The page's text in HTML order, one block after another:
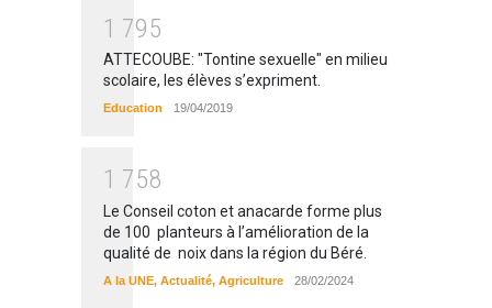
1 795
ATTECOUBE: "Tontine sexuelle" en milieu
scolaire, les élèves s’expriment.
Education 19/04/2019
1 758
Le Conseil coton et anacarde forme plus
de 100 planteurs à l’amélioration de la
qualité de noix dans la région du Béré.
A la UNE, Actualité, Agriculture 28/02/2024